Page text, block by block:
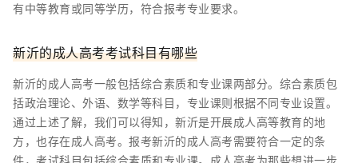
有中等教育或同等学历，符合报考专业要求。
新沂的成人高考考试科目有哪些
新沂的成人高考一般包括综合素质和专业课两部分。综合素质包
括政治理论、外语、数学等科目，专业课则根据不同专业设置。
通过上述了解，我们可以得知，新沂是开展成人高等教育的地
方，也存在成人高考。报考新沂的成人高考需要符合一定的条